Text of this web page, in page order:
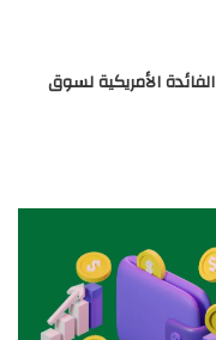
الأمريكية لسوق